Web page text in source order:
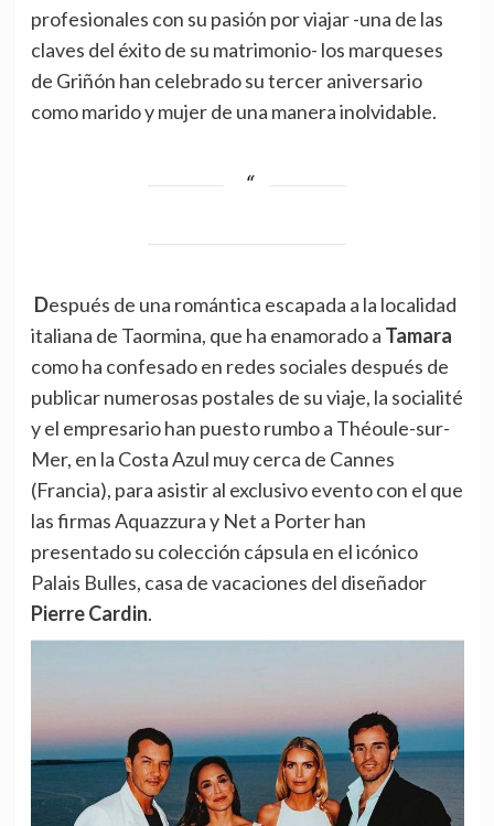
profesionales con su pasión por viajar -una de las
claves del éxito de su matrimonio- los marqueses
de Griñón han celebrado su tercer aniversario
como marido y mujer de una manera inolvidable.
Después de una romántica escapada a la localidad
italiana de Taormina, que ha enamorado a Tamara
como ha confesado en redes sociales después de
publicar numerosas postales de su viaje, la socialité
y el empresario han puesto rumbo a Théoule-sur-
Mer, en la Costa Azul muy cerca de Cannes
(Francia), para asistir al exclusivo evento con el que
las firmas Aquazzura y Net a Porter han
presentado su colección cápsula en el icónico
Palais Bulles, casa de vacaciones del diseñador
Pierre Cardin.